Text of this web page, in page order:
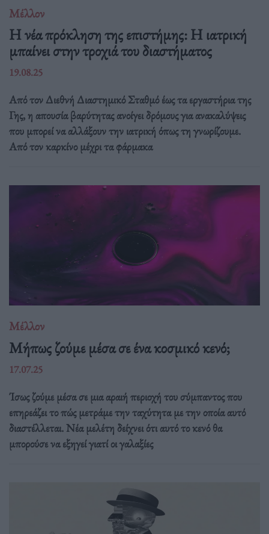
Μέλλον
Η νέα πρόκληση της επιστήμης: Η ιατρική
μπαίνει στην τροχιά του διαστήματος
19.08.25
Από τον Διεθνή Διαστημικό Σταθμό έως τα εργαστήρια της
Γης, η απουσία βαρύτητας ανοίγει δρόμους για ανακαλύψεις
που μπορεί να αλλάξουν την ιατρική όπως τη γνωρίζουμε.
Από τον καρκίνο μέχρι τα φάρμακα
Μέλλον
Μήπως ζούμε μέσα σε ένα κοσμικό κενό;
17.07.25
Ίσως ζούμε μέσα σε μια αραιή περιοχή του σύμπαντος που
επηρεάζει το πώς μετράμε την ταχύτητα με την οποία αυτό
διαστέλλεται. Νέα μελέτη δείχνει ότι αυτό το κενό θα
μπορούσε να εξηγεί γιατί οι γαλαξίες